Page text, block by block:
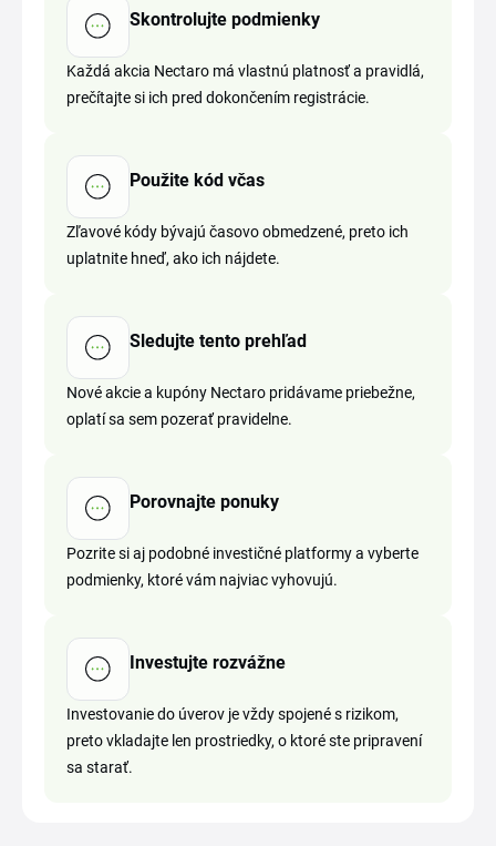
Skontrolujte podmienky
Každá akcia Nectaro má vlastnú platnosť a pravidlá,
prečítajte si ich pred dokončením registrácie.
Použite kód včas
Zľavové kódy bývajú časovo obmedzené, preto ich
uplatnite hneď, ako ich nájdete.
Sledujte tento prehľad
Nové akcie a kupóny Nectaro pridávame priebežne,
oplatí sa sem pozerať pravidelne.
Porovnajte ponuky
Pozrite si aj podobné investičné platformy a vyberte
podmienky, ktoré vám najviac vyhovujú.
Investujte rozvážne
Investovanie do úverov je vždy spojené s rizikom,
preto vkladajte len prostriedky, o ktoré ste pripravení
sa starať.